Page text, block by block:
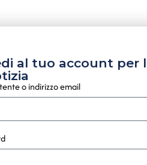
al tuo account per
o indirizzo email